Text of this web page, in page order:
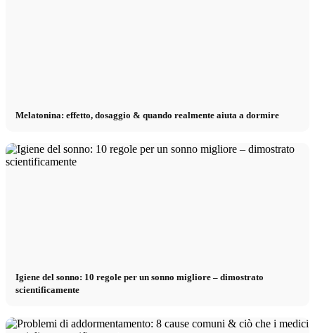
Melatonina: effetto, dosaggio & quando realmente aiuta a dormire
Igiene del sonno: 10 regole per un sonno migliore – dimostrato
scientificamente